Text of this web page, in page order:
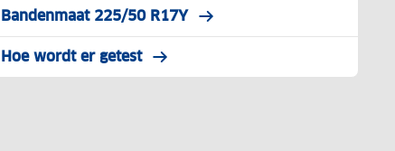
Bandenmaat 225/50 R17Y
Hoe wordt er getest